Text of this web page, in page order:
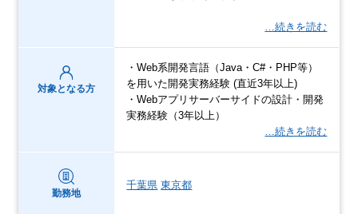
…続きを読む
対象となる方
・Web系開発言語（Java・C#・PHP等）
を用いた開発実務経験 (直近3年以上)
・Webアプリサーバーサイドの設計・開発
実務経験（3年以上）
…続きを読む
勤務地
千葉県 東京都